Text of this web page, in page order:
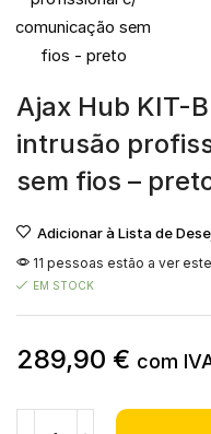
Ajax Hub KIT-
intrusão
sem fios –
Adicionar à Lista de
11 pessoas estão a ver
EM STOCK
289,90 € com